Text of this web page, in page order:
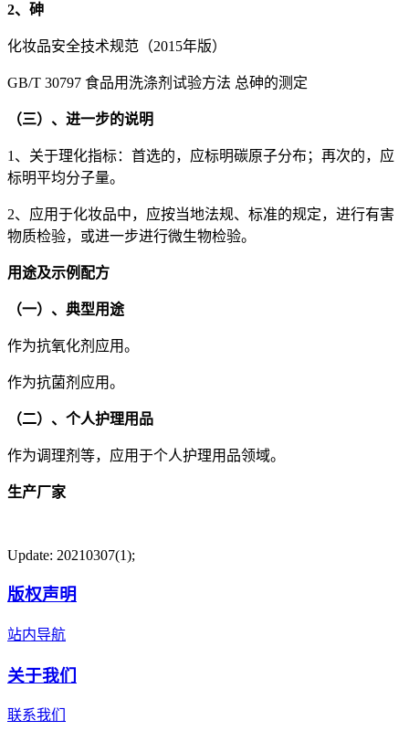
2、砷
化妆品安全技术规范（2015年版）
GB/T 30797 食品用洗涤剂试验方法 总砷的测定
（三）、进一步的说明
1、关于理化指标：首选的，应标明碳原子分布；再次的，应
标明平均分子量。
2、应用于化妆品中，应按当地法规、标准的规定，进行有害
物质检验，或进一步进行微生物检验。
用途及示例配方
（一）、典型用途
作为抗氧化剂应用。
作为抗菌剂应用。
（二）、个人护理用品
作为调理剂等，应用于个人护理用品领域。
生产厂家
Update: 20210307(1);
版权声明
站内导航
关于我们
联系我们